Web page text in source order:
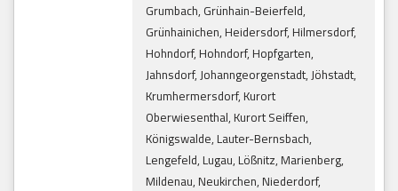
Grumbach, Grünhain-Beierfeld,
Grünhainichen, Heidersdorf, Hilmersdorf,
Hohndorf, Hohndorf, Hopfgarten,
Jahnsdorf, Johanngeorgenstadt, Jöhstadt,
Krumhermersdorf, Kurort
Oberwiesenthal, Kurort Seiffen,
Königswalde, Lauter-Bernsbach,
Lengefeld, Lugau, Lößnitz, Marienberg,
Mildenau, Neukirchen, Niederdorf,